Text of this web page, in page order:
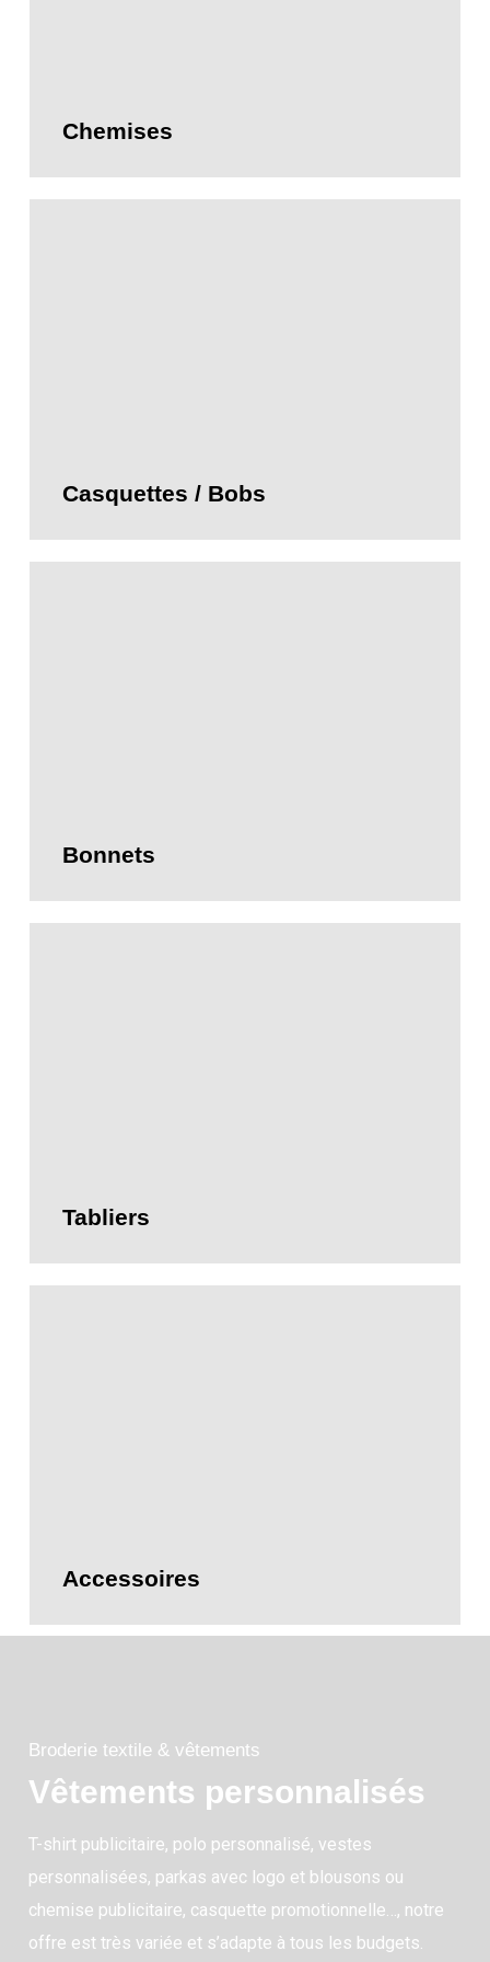
Chemises
Casquettes / Bobs
Bonnets
Tabliers
Accessoires
Broderie textile & vêtements
Vêtements personnalisés
T-shirt publicitaire, polo personnalisé, vestes
personnalisées, parkas avec logo et blousons ou
chemise publicitaire, casquette promotionnelle…, notre
offre est très variée et s’adapte à tous les budgets.